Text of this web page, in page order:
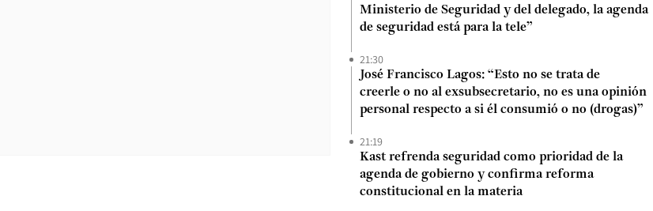
Ministerio de Seguridad y del delegado, la agenda
de seguridad está para la tele”
21:30
José Francisco Lagos: “Esto no se trata de
creerle o no al exsubsecretario, no es una opinión
personal respecto a si él consumió o no (drogas)”
21:19
Kast refrenda seguridad como prioridad de la
agenda de gobierno y confirma reforma
constitucional en la materia